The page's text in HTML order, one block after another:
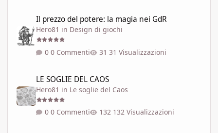
Il prezzo del potere: la magia nei GdR
Hero81 in Design di giochi
0 Commenti 31 Visualizzazioni
LE SOGLIE DEL CAOS
Hero81 in Le soglie del Caos
0 Commenti 132 Visualizzazioni